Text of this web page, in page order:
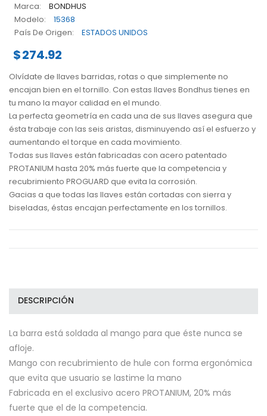
NOTICIAS
NOSOTROS
CONTACTO
COTIZACIONES
Marca:
BONDHUS
Modelo:
15368
País De Origen:
ESTADOS UNIDOS
$274.92
Olvídate de llaves barridas, rotas o que simplemente no
encajan bien en el tornillo. Con estas llaves Bondhus tienes en
tu mano la mayor calidad en el mundo.
La perfecta geometría en cada una de sus llaves asegura que
ésta trabaje con las seis aristas, disminuyendo así el esfuerzo y
aumentando el torque en cada movimiento.
Todas sus llaves están fabricadas con acero patentado
PROTANIUM hasta 20% más fuerte que la competencia y
recubrimiento PROGUARD que evita la corrosión.
Gacias a que todas las llaves están cortadas con sierra y
biseladas, éstas encajan perfectamente en los tornillos.
DESCRIPCIÓN
La barra está soldada al mango para que éste nunca se
afloje.
Mango con recubrimiento de hule con forma ergonómica
que evita que usuario se lastime la mano
Fabricada en el exclusivo acero PROTANIUM, 20% más
fuerte que el de la competencia.